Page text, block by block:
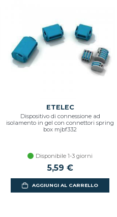
ETELEC
Dispositivo di connessione ad
isolamento in gel con connettori spring
box mjbf332
Disponibile 1-3 giorni
5,59 €
AGGIUNGI AL CARRELLO